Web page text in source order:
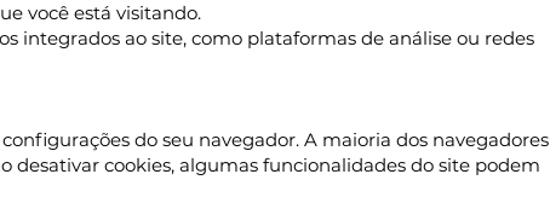
você está visitando.
integrados ao site, como plataformas de análise ou redes
do seu navegador. A maioria dos navegadores
desativar cookies, algumas funcionalidades do site podem